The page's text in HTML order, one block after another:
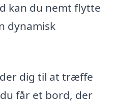
kan du nemt flytte
dynamisk
dig til at træffe
får et bord, der